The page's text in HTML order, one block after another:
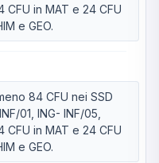
CFU in MAT e 24 CFU
e GEO.
84 CFU nei SSD
01, ING- INF/05,
CFU in MAT e 24 CFU
e GEO.